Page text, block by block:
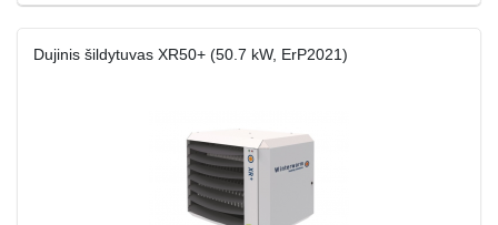
Dujinis šildytuvas XR50+ (50.7 kW, ErP2021)